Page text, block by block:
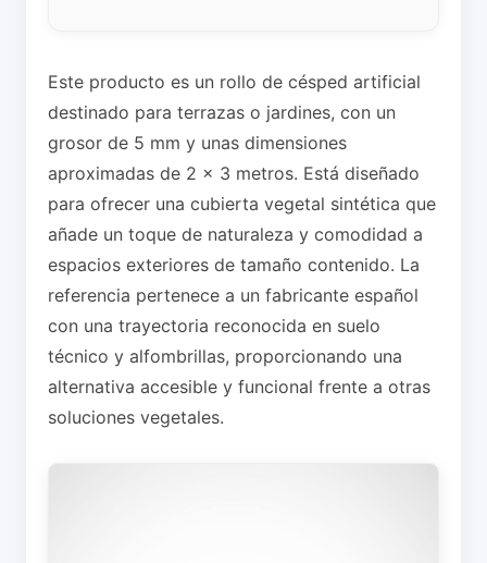
Este producto es un rollo de césped artificial
destinado para terrazas o jardines, con un
grosor de 5 mm y unas dimensiones
aproximadas de 2 x 3 metros. Está diseñado
para ofrecer una cubierta vegetal sintética que
añade un toque de naturaleza y comodidad a
espacios exteriores de tamaño contenido. La
referencia pertenece a un fabricante español
con una trayectoria reconocida en suelo
técnico y alfombrillas, proporcionando una
alternativa accesible y funcional frente a otras
soluciones vegetales.